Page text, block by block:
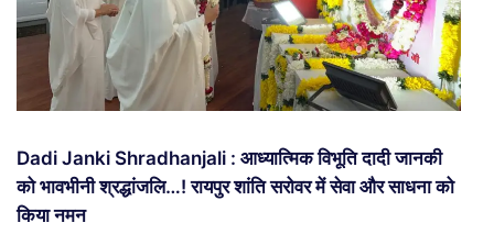
Dadi Janki Shradhanjali : आध्यात्मिक विभूति दादी जानकी
को भावभीनी श्रद्धांजलि…! रायपुर शांति सरोवर में सेवा और साधना को
किया नमन